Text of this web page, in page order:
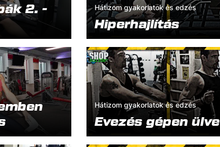
2. -
Hátizom gyakorlatok és edzés
Hiperhajlítás
Hátizom gyakorlatok és edzés
Evezés gépen ülve